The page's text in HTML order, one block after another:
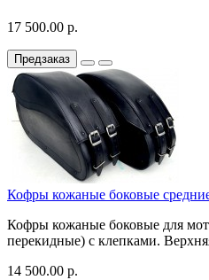
17 500.00 р.
Предзаказ
Кофры кожаные боковые
Кофры кожаные боковые для
перекидные) с клепками.
14 500.00 р.